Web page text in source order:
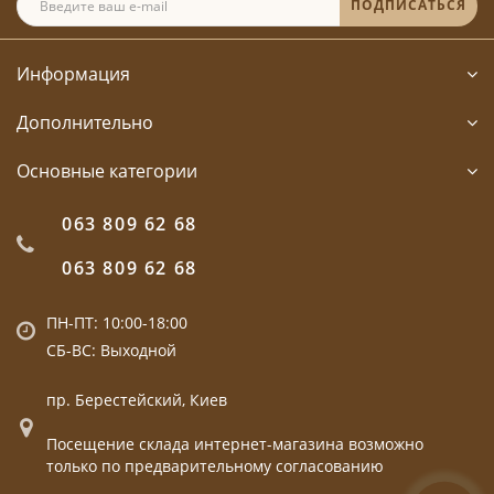
ПОДПИСАТЬСЯ
Информация
Дополнительно
Основные категории
063 809 62 68
063 809 62 68
ПН-ПТ: 10:00-18:00
СБ-ВС: Выходной
пр. Берестейский, Киев
Посещение склада интернет-магазина возможно
только по предварительному согласованию